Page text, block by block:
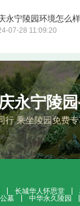
永宁陵园环境怎么样
07-28 11:09:20
永宁陵
行 乘坐陵园免费
长城华人怀思堂
墓 中华永久陵园